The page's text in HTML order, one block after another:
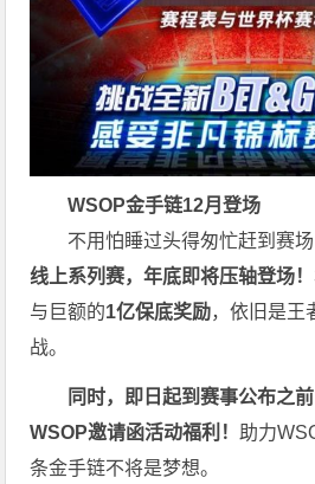
WSOP金手链12月登场
不用怕睡过头得匆忙赶到赛
线上系列赛，年底即将压轴登场！
与巨额的1亿保底奖励，依旧是王
战。
同时，即日起到赛事公布之
WSOP邀请函活动福利！ 助力
条金手链不将是梦想。